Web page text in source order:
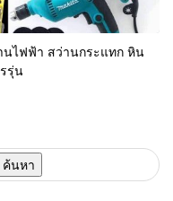
นไฟฟ้า สว่านกระแทก หิน
รรุ่น